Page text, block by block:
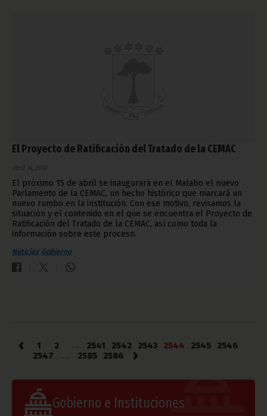
El Proyecto de Ratificación del Tratado de la CEMAC
abril 14, 2010
El próximo 15 de abril se inaugurará en el Malabo el nuevo
Parlamento de la CEMAC, un hecho histórico que marcará un
nuevo rumbo en la institución. Con ese motivo, revisamos la
situación y el contenido en el que se encuentra el Proyecto de
Ratificación del Tratado de la CEMAC, así como toda la
información sobre este proceso.
Noticias Gobierno
‹ 1 2 2541 2542 2543 2544 2545
2546
2547
2585 2586 ›
Gobierno e Instituciones